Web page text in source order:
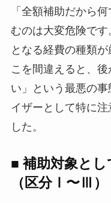
「全額補助だから
むのは大変危険で
となる経費の種類
こを間違えると、
い」という最悪の
イザーとして特に
した。
■ 補助対象と
（区分Ⅰ〜Ⅲ）